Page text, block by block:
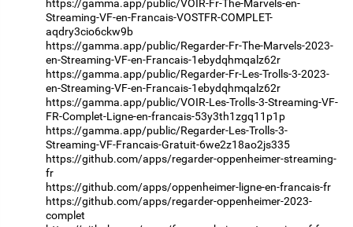
https://gamma.app/public/VOIR-Fr-The-Marvels-en-
Streaming-VF-en-Francais-VOSTFR-COMPLET-
aqdry3cio6ckw9b
https://gamma.app/public/Regarder-Fr-The-Marvels-2023-
en-Streaming-VF-en-Francais-1ebydqhmqalz62r
https://gamma.app/public/Regarder-Fr-Les-Trolls-3-2023-
en-Streaming-VF-en-Francais-1ebydqhmqalz62r
https://gamma.app/public/VOIR-Les-Trolls-3-Streaming-VF-
FR-Complet-Ligne-en-francais-53y3th1zgq11p1p
https://gamma.app/public/Regarder-Les-Trolls-3-
Streaming-VF-Francais-Gratuit-6we2z18ao2js335
https://github.com/apps/regarder-oppenheimer-streaming-
fr
https://github.com/apps/oppenheimer-ligne-en-francais-fr
https://github.com/apps/regarder-oppenheimer-2023-
complet